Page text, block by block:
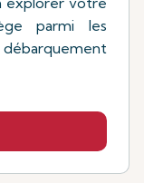
parmi les